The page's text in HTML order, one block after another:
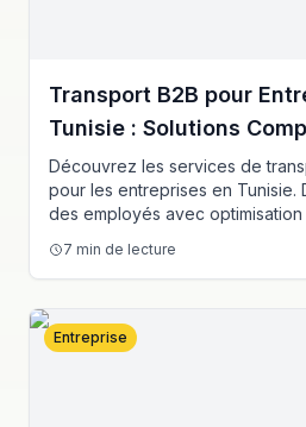
Transport B2B pour
Tunisie : Solutions
Découvrez les services de
pour les entreprises en Tunisie.
des employés avec
des solutions fiables et
de transport de votre société.
7 min de lecture
Entreprise